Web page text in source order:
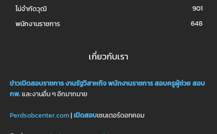
ไม่จำกัดวุฒิ
901
พนักงานราชการ
648
เกี่ยวกับเรา
ข่าวเปิดสอบราชการงานรัฐวิสาหกิจพนักงานราชการสอบครูผู้ช่วยสอบ
กพ.และงานอื่น ๆ อีกมากมาย
Perdsobcenter.com|เปิดสอบเซนเตอร์ดอทคอม